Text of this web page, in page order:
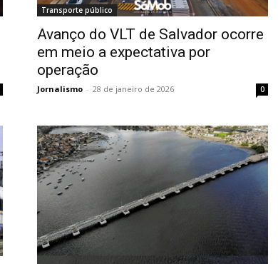
Transporte público
Avanço do VLT de Salvador ocorre
em meio a expectativa por
operação
Jornalismo - 28 de janeiro de 2026 0